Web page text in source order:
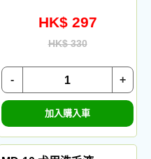
HK$ 297
HK$ 330
+
-
加入購入車